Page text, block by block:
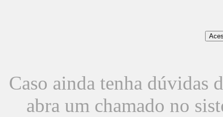
Caso ainda tenha dúvidas
abra um chamado no